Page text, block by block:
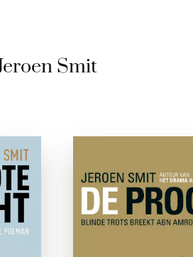
Smit
paperback
In oktober